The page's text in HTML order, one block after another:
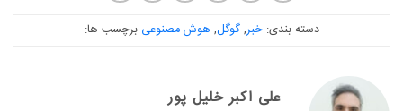
دسته بندی:خبر,گوگل, هوش مصنوعی برچسب ها:
علی اکبر خلیل پور